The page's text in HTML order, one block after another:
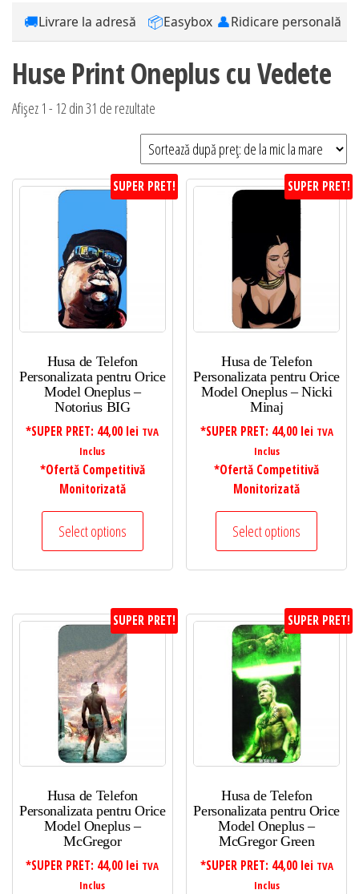
🚚Livrare la adresă 📦Easybox 👤Ridicare personală
Huse Print Oneplus cu Vedete
Afișez 1 - 12 din 31 de rezultate
după
preț:
de
la
SUPER PRET!
Husa de Telefon
Personalizata pentru Orice
Model Oneplus –
Notorius BIG
*SUPER PRET: 44,00 lei TVA
Inclus
*Ofertă Competitivă
Monitorizată
Select options
SUPER PRET!
Husa de Telefon
Personalizata pentru Orice
Model Oneplus – Nicki
Minaj
*SUPER PRET: 44,00 lei TVA
Inclus
*Ofertă Competitivă
Monitorizată
Select options
SUPER PRET!
Husa de Telefon
Personalizata pentru Orice
Model Oneplus –
McGregor
*SUPER PRET: 44,00 lei TVA
Inclus
SUPER PRET!
Husa de Telefon
Personalizata pentru Orice
Model Oneplus –
McGregor Green
*SUPER PRET: 44,00 lei TVA
Inclus